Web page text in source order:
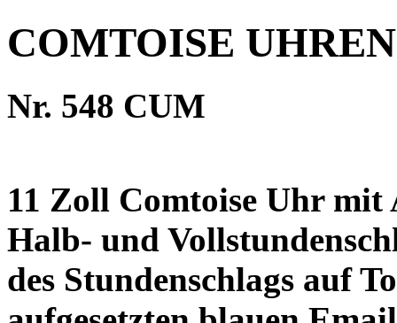
COMTOISE
Nr. 548 CUM
11 Zoll Comtoise Uhr
Halb- und
des Stundenschlags auf